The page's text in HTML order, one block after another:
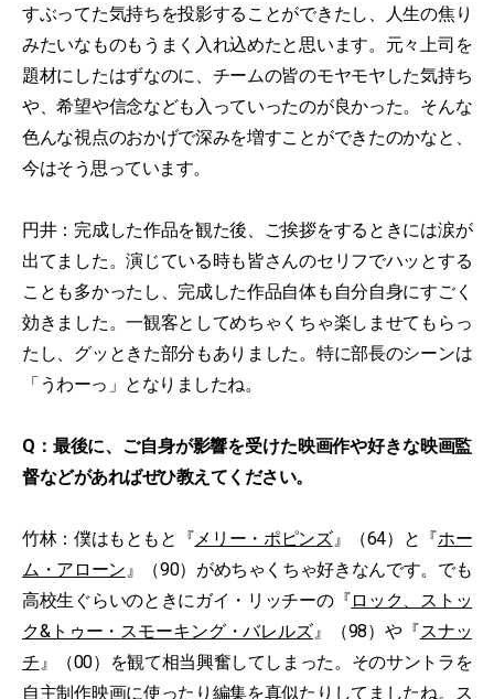
すぶってた気持ちを投影することができたし、人生の焦り
みたいなものもうまく入れ込めたと思います。元々上司を
題材にしたはずなのに、チームの皆のモヤモヤした気持ち
や、希望や信念なども入っていったのが良かった。そんな
色んな視点のおかげで深みを増すことができたのかなと、
今はそう思っています。
円井：完成した作品を観た後、ご挨拶をするときには涙が
出てました。演じている時も皆さんのセリフでハッとする
ことも多かったし、完成した作品自体も自分自身にすごく
効きました。一観客としてめちゃくちゃ楽しませてもらっ
たし、グッときた部分もありました。特に部長のシーンは
「うわーっ」となりましたね。
Q：最後に、ご自身が影響を受けた映画作や好きな映画監
督などがあればぜひ教えてください。
竹林：僕はもともと『 メリー・ポピンズ』（64）と『ホー
ム・アローン 』（90）がめちゃくちゃ好きなんです。でも
高校生ぐらいのときにガイ・リッチーの『ロック、ストッ
ク&トゥー・スモーキング・バレルズ』（98）や『スナッ
チ 』（00）を観て相当興奮してしまった。そのサントラを
自主制作映画に使ったり編集を真似たりしてましたね。ス